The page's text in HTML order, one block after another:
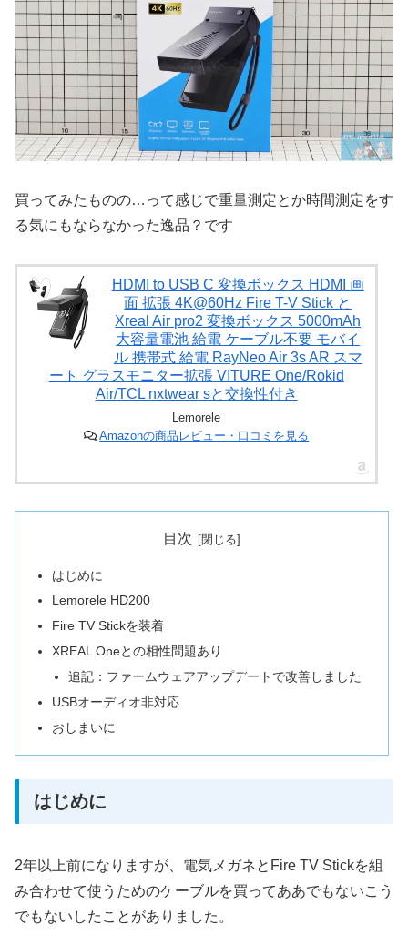
買ってみたものの…って感じで重量測定とか時間測定をす
る気にもならなかった逸品？です
HDMI to USB C 変換ボックス HDMI 画
面 拡張 4K@60Hz Fire T-V Stick と
Xreal Air pro2 変換ボックス 5000mAh
大容量電池 給電 ケーブル不要 モバイ
ル 携帯式 給電 RayNeo Air 3s AR スマ
ート グラスモニター拡張 VITURE One/Rokid
Air/TCL nxtwear sと交換性付き
Lemorele
Amazonの商品レビュー・口コミを見る
目次
はじめに
Lemorele HD200
Fire TV Stickを装着
XREAL Oneとの相性問題あり
追記：ファームウェアアップデートで改善しました
USBオーディオ非対応
おしまいに
はじめに
2年以上前になりますが、電気メガネとFire TV Stickを組
み合わせて使うためのケーブルを買ってああでもないこう
でもないしたことがありました。